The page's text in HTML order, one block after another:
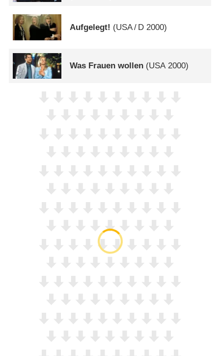
Aufgelegt! (USA/ D 2000)
Was Frauen wollen (USA2000)